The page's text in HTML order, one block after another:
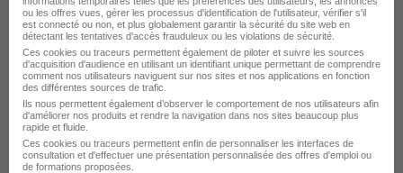
Mane - 31 Fonctionnaire
Voir l’offre
il y a 9 jours
ou les offres vues, gérer les processus d'identification de l'utilisateur, vérifier s'il
est connecté ou non, et plus globalement garantir la sécurité du site web en
détectant les tentatives d'accès frauduleux ou les violations de sécurité.
Ces cookies ou traceurs permettent également de piloter et suivre les sources
d'acquisition d'audience en utilisant un identifiant unique permettant de comprendre
comment nos utilisateurs naviguent sur nos sites et nos applications en fonction
des différentes sources de trafic.
Ils nous permettent également d’observer le comportement de nos utilisateurs afin
d'améliorer nos produits et rendre la navigation dans nos sites beaucoup plus
rapide et fluide.
Ces cookies ou traceurs permettent enfin de personnaliser les interfaces de
consultation et d'effectuer une présentation personnalisée des offres d'emploi ou
de formations proposées.